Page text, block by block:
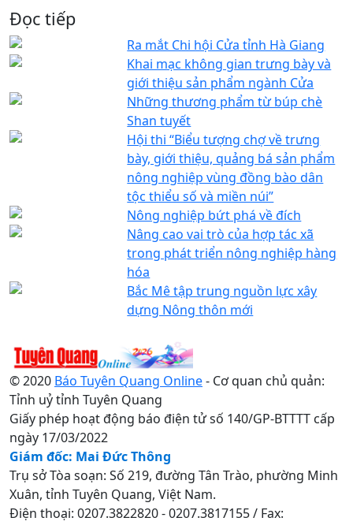
Đọc tiếp
Ra mắt Chi hội Cửa tỉnh Hà Giang
Khai mạc không gian trưng bày và
giới thiệu sản phẩm ngành Cửa
Những thương phẩm từ búp chè
Shan tuyết
Hội thi “Biểu tượng chợ về trưng
bày, giới thiệu, quảng bá sản phẩm
nông nghiệp vùng đồng bào dân
tộc thiểu số và miền núi”
Nông nghiệp bứt phá về đích
Nâng cao vai trò của hợp tác xã
trong phát triển nông nghiệp hàng
hóa
Bắc Mê tập trung nguồn lực xây
dựng Nông thôn mới
© 2020 Báo Tuyên Quang Online- Cơ quan chủ quản:
Tỉnh uỷ tỉnh Tuyên Quang
Giấy phép hoạt động báo điện tử số 140/GP-BTTTT cấp
ngày 17/03/2022
Giám đốc: Mai Đức Thông
Trụ sở Tòa soạn: Số 219, đường Tân Trào, phường Minh
Xuân, tỉnh Tuyên Quang, Việt Nam.
Điện thoại: 0207.3822820 - 0207.3817155 / Fax: